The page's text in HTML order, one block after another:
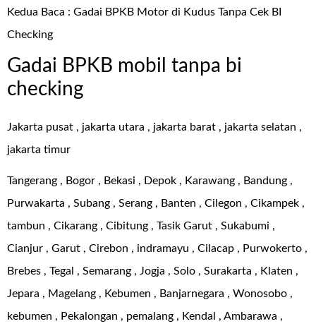
Kedua Baca : Gadai BPKB Motor di Kudus Tanpa Cek BI
Checking
Gadai BPKB mobil tanpa bi
checking
Jakarta pusat , jakarta utara , jakarta barat , jakarta selatan ,
jakarta timur
Tangerang , Bogor , Bekasi , Depok , Karawang , Bandung ,
Purwakarta , Subang , Serang , Banten , Cilegon , Cikampek ,
tambun , Cikarang , Cibitung , Tasik Garut , Sukabumi ,
Cianjur , Garut , Cirebon , indramayu , Cilacap , Purwokerto ,
Brebes , Tegal , Semarang , Jogja , Solo , Surakarta , Klaten ,
Jepara , Magelang , Kebumen , Banjarnegara , Wonosobo ,
kebumen , Pekalongan , pemalang , Kendal , Ambarawa ,